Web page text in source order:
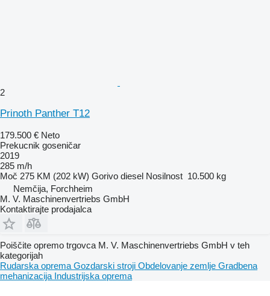
2
Prinoth Panther T12
179.500 € Neto
Prekucnik goseničar
2019
285 m/h
Moč 275 KM (202 kW) Gorivo diesel Nosilnost 10.500 kg
Nemčija, Forchheim
M. V. Maschinenvertriebs GmbH
Kontaktirajte prodajalca
Poiščite opremo trgovca M. V. Maschinenvertriebs GmbH v teh
kategorijah
Rudarska oprema Gozdarski stroji Obdelovanje zemlje Gradbena
mehanizacija Industrijska oprema